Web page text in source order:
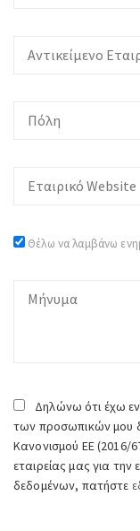
Θέλω να λαμβάνω
Δηλώνω ότι έχω
των προσωπικών μου
Κανονισμού ΕΕ (2016/
εταιρείας μας για
δεδομένων, πατήστε